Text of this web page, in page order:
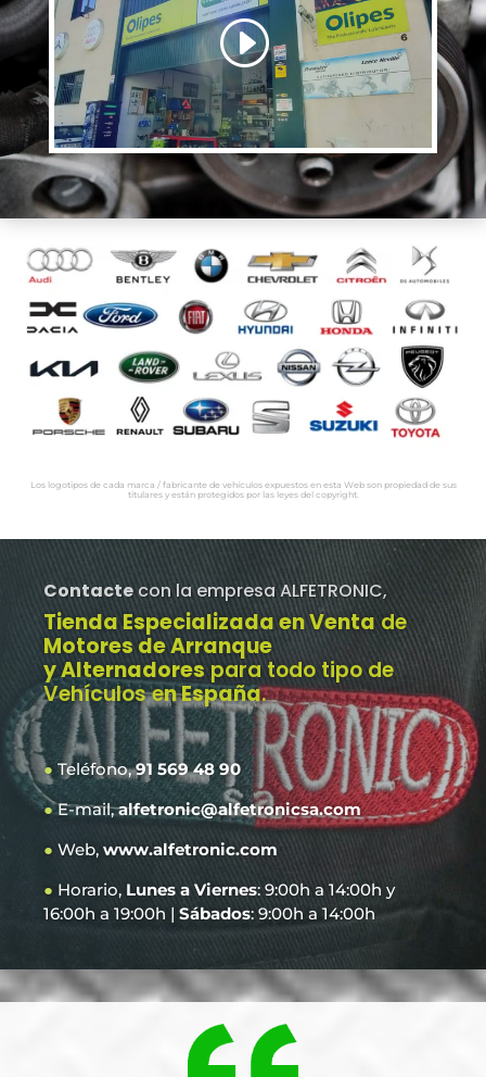
Los logotipos de cada marca / fabricante de vehículos expuestos en esta Web son propiedad de sus
titulares y están protegidos por las leyes del copyright.
Contacte con la empresa ALFETRONIC,
Tienda Especializada en Venta de
Motores de Arranque
y Alternadores para todo tipo de
Vehículos en España.
●Teléfono,91 569 48 90
●E-mail,alfetronic@alfetronicsa.com
● Web, www.alfetronic.com
● Horario, Lunes a Viernes: 9:00h a 14:00h y
16:00h a 19:00h | Sábados: 9:00h a 14:00h